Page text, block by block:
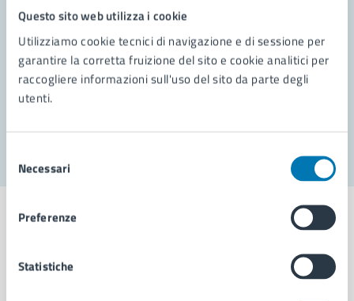
Questo sito web utilizza i cookie
Utilizziamo cookie tecnici di navigazione e di sessione per
garantire la corretta fruizione del sito e cookie analitici per
raccogliere informazioni sull'uso del sito da parte degli
utenti.
delNecessari
Preferenze
Statistiche
Richiedi assistenza
Prenota appuntamento
Problemi in città
Comune di Napoli